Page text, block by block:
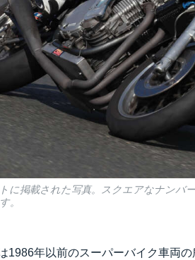
に掲載された写真。スクエアなナンバ
。
1986年以前のスーパーバイク車両